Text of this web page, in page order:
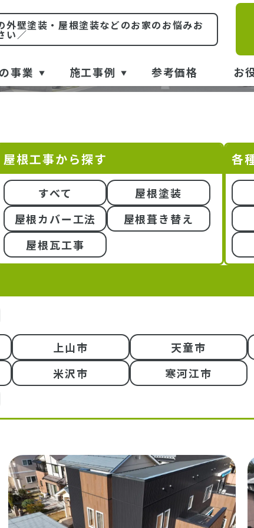
外壁塗装・屋根塗装などのお家のお悩みお
い／
事業 施工事例 参考価格 お
山形県の施工事例
WORKS
屋根工事から探す
すべて
屋根塗装
屋根カバー工法
屋根葺き替え
屋根瓦工事
各
上山市
天童市
米沢市
寒河江市